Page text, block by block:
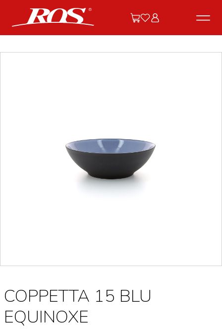
COPPETTA 15 BLU
EQUINOXE